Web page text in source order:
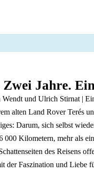
Zwei Jahre.
und Ulrich Stirnat |
alten Land Rover Terés
Darum, sich selbst
Kilometern, mehr als
des Reisens
der Faszination und